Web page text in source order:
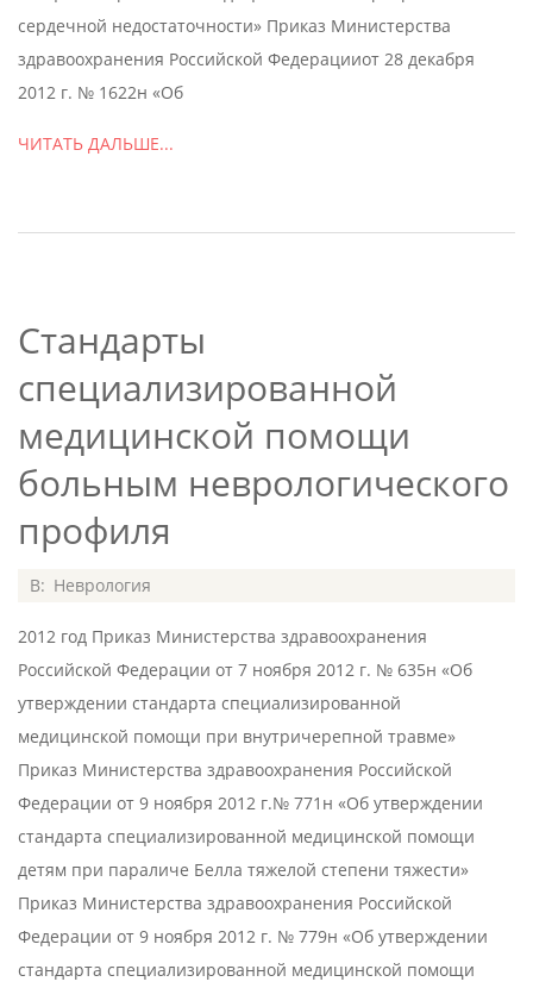
сердечной недостаточности» Приказ Министерства
здравоохранения Российской Федерацииот 28 декабря
2012 г. № 1622н «Об
ЧИТАТЬ ДАЛЬШЕ...
Стандарты
специализированной
медицинской помощи
больным неврологического
профиля
2015-
01
В: Неврология
2012 год Приказ Министерства здравоохранения
Российской Федерации от 7 ноября 2012 г. № 635н «Об
утверждении стандарта специализированной
медицинской помощи при внутричерепной травме»
Приказ Министерства здравоохранения Российской
Федерации от 9 ноября 2012 г.№ 771н «Об утверждении
стандарта специализированной медицинской помощи
детям при параличе Белла тяжелой степени тяжести»
Приказ Министерства здравоохранения Российской
Федерации от 9 ноября 2012 г. № 779н «Об утверждении
стандарта специализированной медицинской помощи